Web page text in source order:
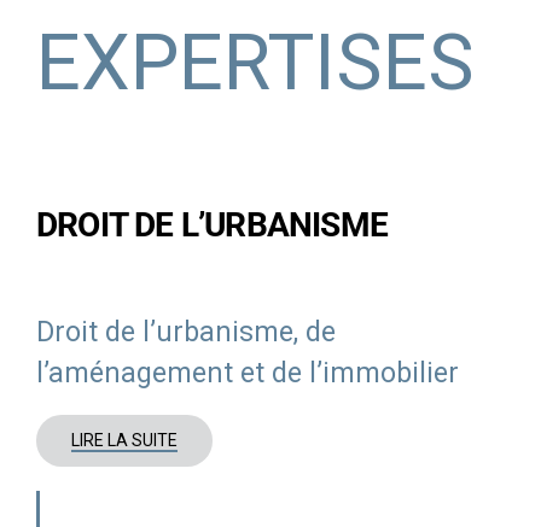
EXPERTISES
DROIT DE L’URBANISME
Droit de l’urbanisme, de
l’aménagementet de l’immobilier
LIRE LA SUITE